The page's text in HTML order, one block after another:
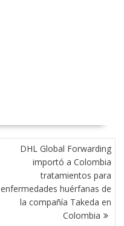
DHL Global Forwarding
importó a Colombia
tratamientos para
enfermedades huérfanas de
la compañía Takeda en
Colombia